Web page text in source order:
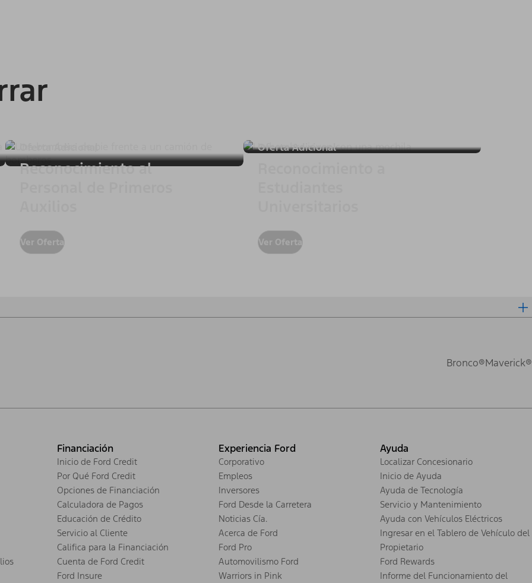
Reconocimiento al
Ver Oferta
Oferta Adicional
Ver Oferta
Bronco®Maverick®
Financiación
Inicio de Ford Credit
Por Qué Ford Credit
Opciones de Financiación
Calculadora de Pagos
Educación de Crédito
Servicio al Cliente
Califica para la Financiación
Cuenta de Ford Credit
Ford Insure
Experiencia Ford
Corporativo
Empleos
Inversores
Ford Desde la Carretera
Noticias Cía.
Acerca de Ford
Ford Pro
Automovilismo Ford
Warriors in Pink
Ayuda
Localizar Concesionario
Inicio de Ayuda
Ayuda de Tecnología
Servicio y Mantenimiento
Ayuda con Vehículos Eléctricos
Ingresar en el Tablero de Vehículo del
Propietario
Ford Rewards
Informe del Funcionamiento del